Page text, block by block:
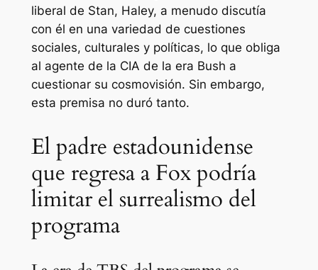
liberal de Stan, Haley, a menudo discutía
con él en una variedad de cuestiones
sociales, culturales y políticas, lo que obliga
al agente de la CIA de la era Bush a
cuestionar su cosmovisión. Sin embargo,
esta premisa no duró tanto.
El padre estadounidense
que regresa a Fox podría
limitar el surrealismo del
programa